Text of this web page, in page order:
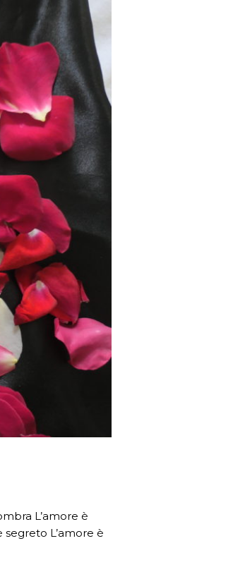
L’amore è
segreto L’amore è